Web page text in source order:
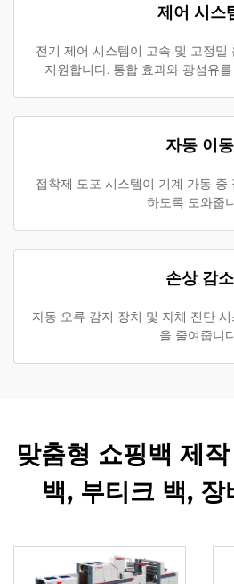
제어 시스
전기 제어 시스템이 고속 및 고정밀
지원합니다. 통합 효과와 광섬유
자동 이동
접착제 도포 시스템이 기계 가동 중
하도록 도와줍
손상 감소
자동 오류 감지 장치 및 자체 진단
을 줄여줍니
맞춤형 쇼핑백 제
백, 부티크 백,